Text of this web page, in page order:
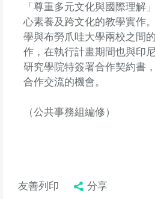
「尊重多元文化與國際理解
心素養及跨文化的教學實作
學與布勞爪哇大學兩校之間
作，在執行計畫期間也與印
研究學院特簽署合作契約書
合作交流的機會。
（公共事務組編修）
友善列印 分享